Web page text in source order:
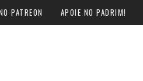
PATREON APOIE NO PADRIM!